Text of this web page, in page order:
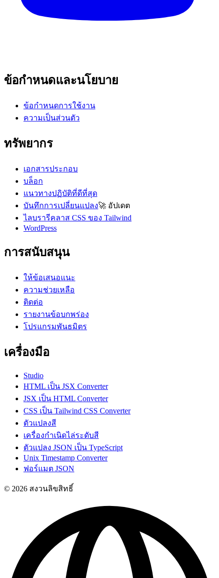
ข้อกำหนดและนโยบาย
ข้อกำหนดการใช้งาน
ความเป็นส่วนตัว
ทรัพยากร
เอกสารประกอบ
บล็อก
แนวทางปฏิบัติที่ดีที่สุด
บันทึกการเปลี่ยนแปลง🚀 อัปเดต
ไลบรารีคลาส CSS ของ Tailwind
WordPress
การสนับสนุน
ให้ข้อเสนอแนะ
ความช่วยเหลือ
ติดต่อ
รายงานข้อบกพร่อง
โปรแกรมพันธมิตร
เครื่องมือ
Studio
HTML เป็น JSX Converter
JSX เป็น HTML Converter
CSS เป็น Tailwind CSS Converter
ตัวแปลงสี
เครื่องกำเนิดไล่ระดับสี
ตัวแปลง JSON เป็น TypeScript
Unix Timestamp Converter
ฟอร์แมต JSON
© 2026 สงวนลิขสิทธิ์